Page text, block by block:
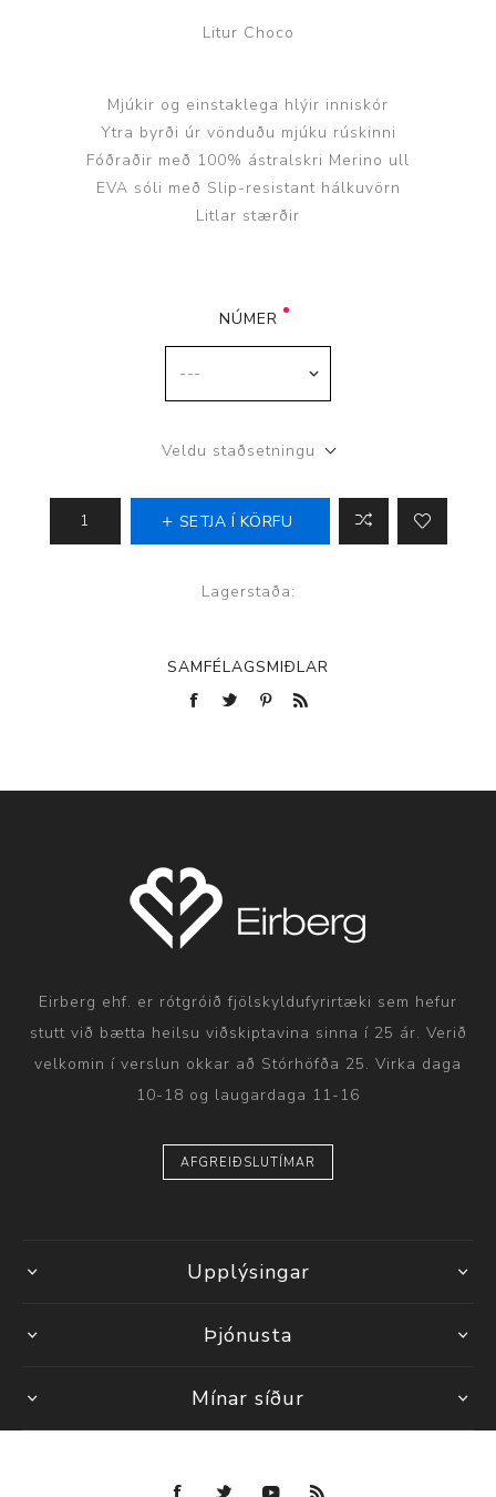
Litur Choco
Mjúkir og einstaklega hlýir inniskór
Ytra byrði úr vönduðu mjúku rúskinni
Fóðraðir með 100% ástralskri Merino ull
EVA sóli með Slip-resistant hálkuvörn
Litlar stærðir
NÚMER
Veldu staðsetningu
SETJA Í KÖRFU
Lagerstaða:
SAMFÉLAGSMIÐLAR
Eirberg ehf. er rótgróið fjölskyldufyrirtæki sem hefur
stutt við bætta heilsu viðskiptavina sinna í 25 ár. Verið
velkomin í verslun okkar að Stórhöfða 25. Virka daga
10-18 og laugardaga 11-16
AFGREIÐSLUTÍMAR
Upplýsingar
Þjónusta
Mínar síður